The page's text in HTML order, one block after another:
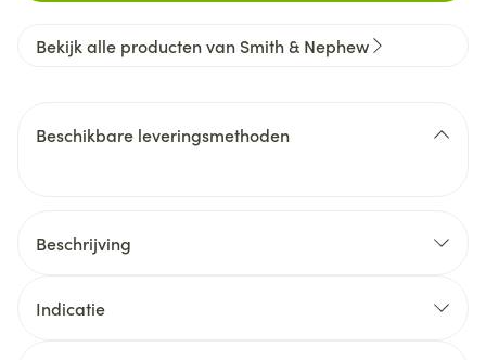
Bekijk alle producten van Smith & Nephew
Beschikbare leveringsmethoden
Beschrijving
Indicatie